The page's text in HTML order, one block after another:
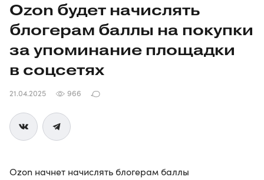
Ozon будет начислять
блогерам баллы на покупки
за упоминание площадки
в соцсетях
21.04.2025 966
Ozon начнет начислять блогерам баллы